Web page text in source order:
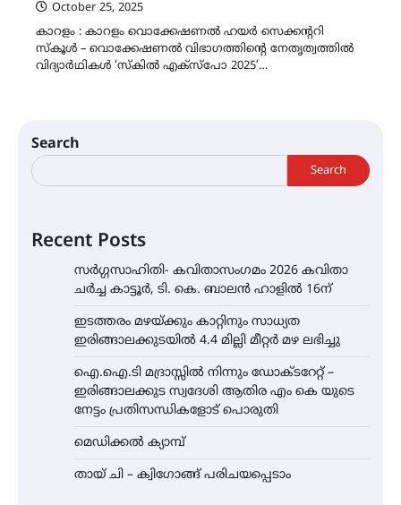
October 25, 2025
കാറളം : കാറളം വൊക്കേഷണൽ ഹയർ സെക്കന്ററി
സ്കൂൾ – വൊക്കേഷണൽ വിഭാഗത്തിന്റെ നേതൃത്വത്തിൽ
വിദ്യാർഥികൾ ‘സ്‌കിൽ എക്സ്പോ 2025’…
Search
Search
Recent Posts
സർഗ്ഗസാഹിതി- കവിതാസംഗമം 2026 കവിതാ
ചർച്ച കാട്ടൂർ, ടി. കെ. ബാലൻ ഹാളിൽ 16ന്
ഇടത്തരം മഴയ്ക്കും കാറ്റിനും സാധ്യത
ഇരിങ്ങാലക്കുടയിൽ 4.4 മില്ലി മീറ്റർ മഴ ലഭിച്ചു
ഐ.ഐ.ടി മദ്രാസ്സിൽ നിന്നും ഡോക്ടറേറ്റ് –
ഇരിങ്ങാലക്കുട സ്വദേശി ആതിര എം കെ യുടെ
നേട്ടം പ്രതിസന്ധികളോട് പൊരുതി
മെഡിക്കൽ ക്യാമ്പ്
തായ് ചി – ക്വിഗോങ്ങ് പരിചയപ്പെടാം